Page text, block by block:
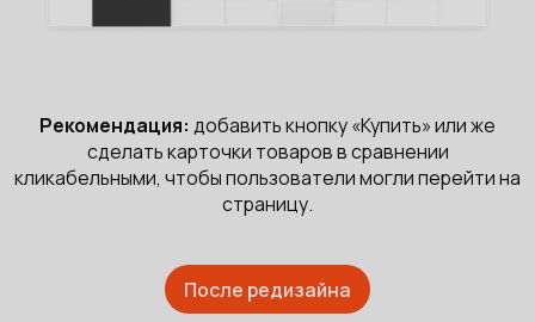
Рекомендация: добавить кнопку «Купить» или же
сделать карточки товаров в сравнении
кликабельными, чтобы пользователи могли перейти на
страницу.
После редизайна